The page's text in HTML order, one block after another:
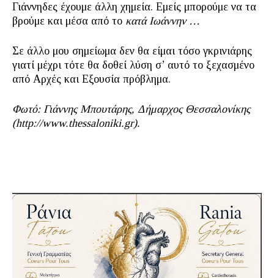
Γιάννηδες έχουμε άλλη χημεία. Εμείς μπορούμε να τα
βρούμε και μέσα από το κατά Ιωάννην …
Σε άλλο μου σημείωμα δεν θα είμαι τόσο γκρινιάρης
γιατί μέχρι τότε θα δοθεί λύση σ’ αυτό το ξεχασμένο
από Αρχές και Εξουσία πρόβλημα.
Φωτό: Γιάννης Μπουτάρης, Δήμαρχος Θεσσαλονίκης
(http://www.thessaloniki.gr).